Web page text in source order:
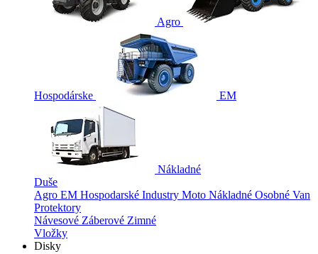
Agro
Hospodárske EM
Nákladné
Duše
Agro EM Hospodarské Industry Moto Nákladné Osobné Van
Protektory
Návesové Záberové Zimné
Vložky
Disky